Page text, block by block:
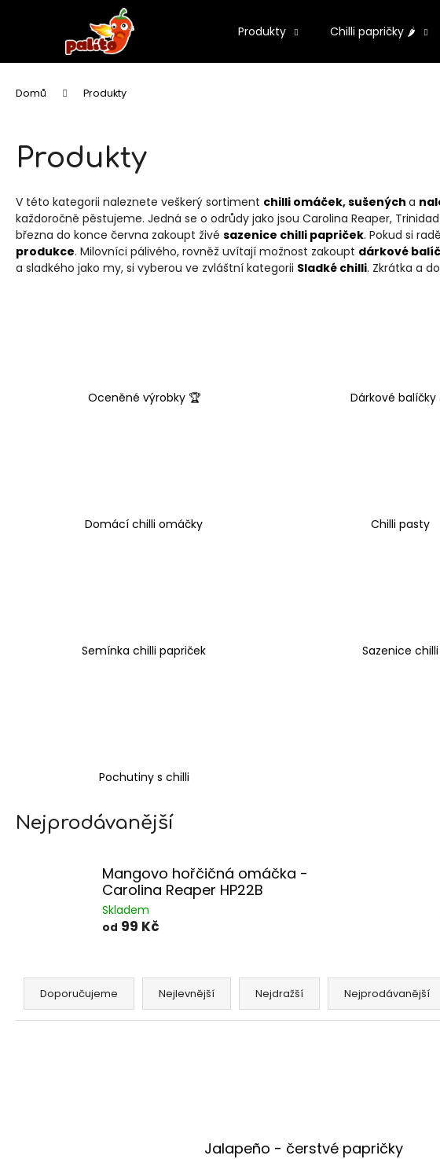
Produkty Chilli papričky 🌶️
Domů Produkty
Produkty
V této kategorii naleznete veškerý sortiment chilli omáček,sušených a
každoročně pěstujeme. Jedná se o odrůdy jako jsou Carolina Reaper,
března do konce června zakoupt živé sazenice chilli papriček. Pokud si
produkce. Milovníci pálivého, rovněž uvítají možnost zakoupt dárkové
a sladkého jako my, si vyberou ve zvláštní kategorii Sladké chilli. Zkrátka a
Oceněné výrobky 🏆 Dárkové balíčky
Domácí chilli omáčky Chilli pasty
Semínka chilli papriček Sazenice chilli
Pochutiny s chilli
Nejprodávanější
Mangovo hořčičná omáčka -
Carolina Reaper HP22B
Skladem
od 99 Kč
Ř
z
Doporučujeme Nejlevnější Nejdražší Nejprodávanější
Jalapeño - čerstvé papričky
Zpět
Zpět
99 Kč
109 Kč